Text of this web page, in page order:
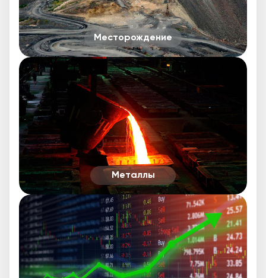
Месторождение
Металлы